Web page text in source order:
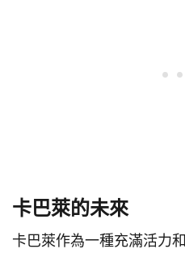
卡巴萊的未來
卡巴萊作為一種充滿活力